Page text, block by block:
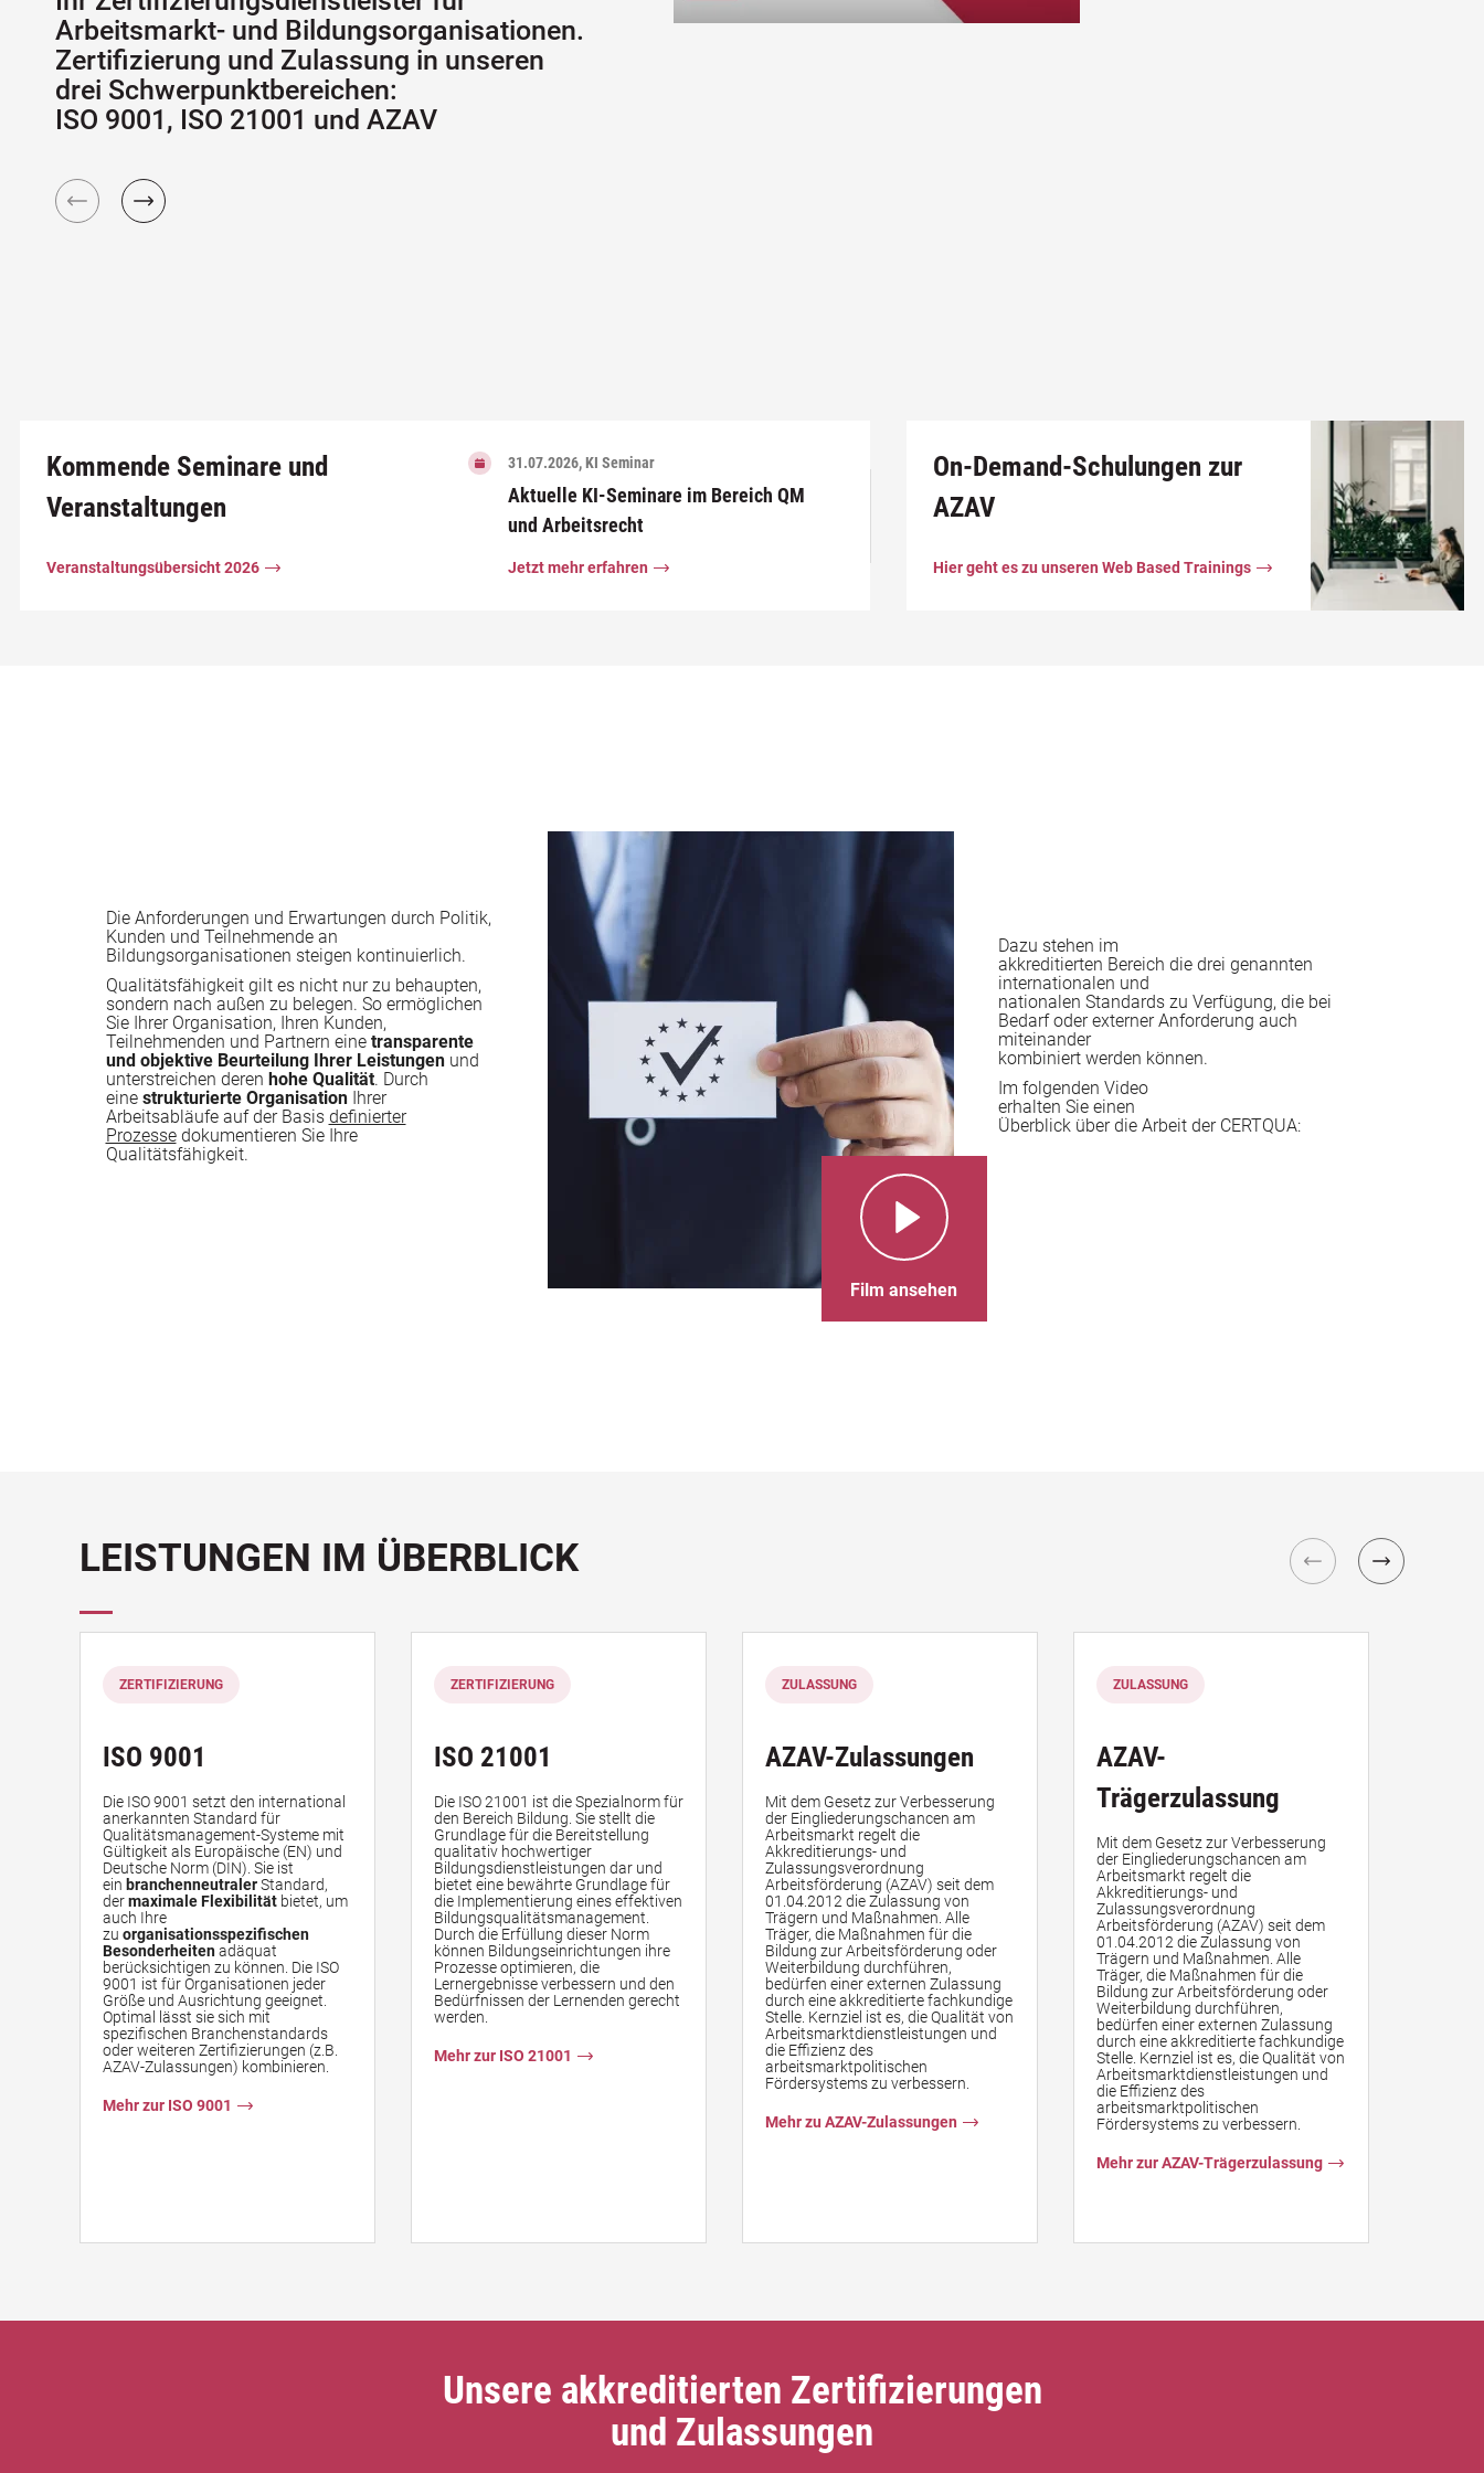
Arbeitsmarkt- und Bildungsorganisationen.
Zertifizierung und Zulassung in unseren
drei Schwerpunktbereichen:
ISO 9001, ISO 21001 und AZAV
Kommende Seminare und
Veranstaltungen
Veranstaltungsübersicht 2026
31.07.2026, KI Seminar
Aktuelle KI-Seminare im Bereich QM
und Arbeitsrecht
Jetzt mehr erfahren
On-Demand-Schulungen zur
AZAV
Hier geht es zu unseren Web Based Trainings
Die Anforderungen und Erwartungen durch Politik,
Kunden und Teilnehmende an
Bildungsorganisationen steigen kontinuierlich.
Qualitätsfähigkeit gilt es nicht nur zu behaupten,
sondern nach außen zu belegen. So ermöglichen
Sie Ihrer Organisation, Ihren Kunden,
Teilnehmenden und Partnern eine transparente
und objektive Beurteilung Ihrer Leistungen und
unterstreichen deren hohe Qualität. Durch
eine strukturierte OrganisationIhrer
Arbeitsabläufe auf der Basis definierter
Prozessedokumentieren Sie Ihre
Qualitätsfähigkeit.
Film ansehen
Dazu stehen im
akkreditierten Bereich die drei genannten
internationalen und
nationalen Standards zu Verfügung, die bei
Bedarf oder externer Anforderung auch
miteinander
kombiniert werden können.
Im folgenden Video
erhalten Sie einen
Überblick über die Arbeit der CERTQUA:
LEISTUNGEN IM ÜBERBLICK
ZERTIFIZIERUNG
ISO 9001
Die ISO 9001 setzt den international
anerkannten Standard für
Qualitätsmanagement-Systeme mit
Gültigkeit als Europäische (EN) und
Deutsche Norm (DIN). Sie ist
ein branchenneutralerStandard,
dermaximale Flexibilität bietet, um
auch Ihre
zu organisationsspezifischen
Besonderheitenadäquat
berücksichtigen zu können. Die ISO
9001 ist für Organisationen jeder
Größe und Ausrichtung geeignet.
Optimal lässt sie sich mit
spezifischen Branchenstandards
oder weiteren Zertifizierungen (z.B.
AZAV-Zulassungen) kombinieren.
Mehr zur ISO 9001
ZERTIFIZIERUNG
ISO 21001
Die ISO 21001 ist die Spezialnorm für
den Bereich Bildung. Sie stellt die
Grundlage für die Bereitstellung
qualitativ hochwertiger
Bildungsdienstleistungen dar und
bietet eine bewährte Grundlage für
die Implementierung eines effektiven
Bildungsqualitätsmanagement.
Durch die Erfüllung dieser Norm
können Bildungseinrichtungen ihre
Prozesse optimieren, die
Lernergebnisse verbessern und den
Bedürfnissen der Lernenden gerecht
werden.
Mehr zur ISO 21001
ZULASSUNG
AZAV-Zulassungen
Mit dem Gesetz zur Verbesserung
der Eingliederungschancen am
Arbeitsmarkt regelt die
Akkreditierungs- und
Zulassungsverordnung
Arbeitsförderung (AZAV) seit dem
01.04.2012 die Zulassung von
Trägern und Maßnahmen. Alle
Träger, die Maßnahmen für die
Bildung zur Arbeitsförderung oder
Weiterbildung durchführen,
bedürfen einer externen Zulassung
durch eine akkreditierte fachkundige
Stelle. Kernziel ist es, die Qualität von
Arbeitsmarktdienstleistungen und
die Effizienz des
arbeitsmarktpolitischen
Fördersystems zu verbessern.
Mehr zu AZAV-Zulassungen
ZULASSUNG
AZAV-
Trägerzulassung
Mit dem Gesetz zur Verbesserung
der Eingliederungschancen am
Arbeitsmarkt regelt die
Akkreditierungs- und
Zulassungsverordnung
Arbeitsförderung (AZAV) seit dem
01.04.2012 die Zulassung von
Trägern und Maßnahmen. Alle
Träger, die Maßnahmen für die
Bildung zur Arbeitsförderung oder
Weiterbildung durchführen,
bedürfen einer externen Zulassung
durch eine akkreditierte fachkundige
Stelle. Kernziel ist es, die Qualität von
Arbeitsmarktdienstleistungen und
die Effizienz des
arbeitsmarktpolitischen
Fördersystems zu verbessern.
Mehr zur AZAV-Trägerzulassung
Unsere akkreditierten Zertifizierungen
und Zulassungen